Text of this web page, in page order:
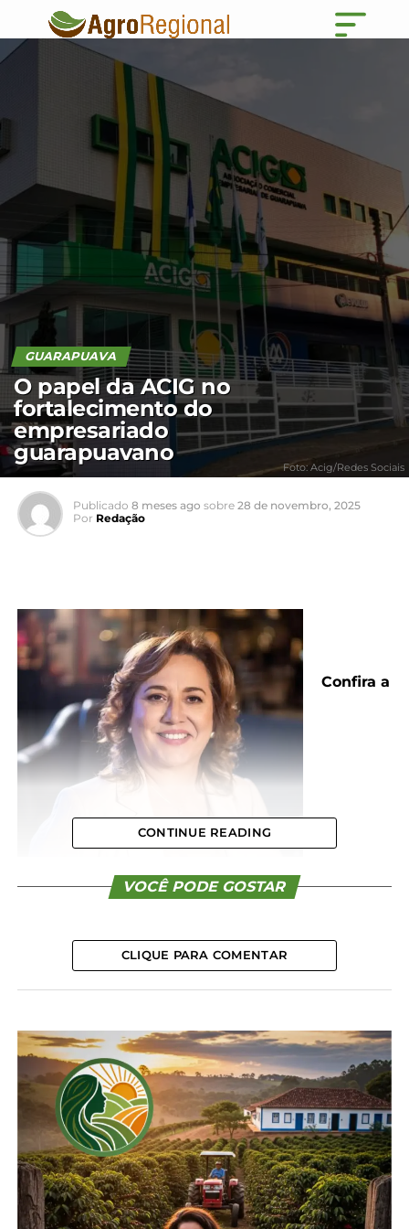
GUARAPUAVA
O papel da ACIG no
fortalecimento do
empresariado
guarapuavano
Foto: Acig/Redes Sociais
Publicado 8 meses ago sobre 28 de novembro, 2025
Por Redação
Confira a
Associação Comercial e Empresarial de
Guarapuava (ACIG), Maria Inês Guiné.
CONTINUE READING
VOCÊ PODE GOSTAR
CLIQUE PARA COMENTAR